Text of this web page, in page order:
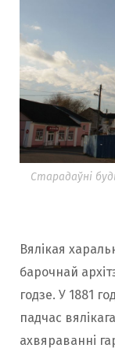
Старадаўні
Вялікая
барочнай
годзе. У 1881
падчас
ахвяраванні